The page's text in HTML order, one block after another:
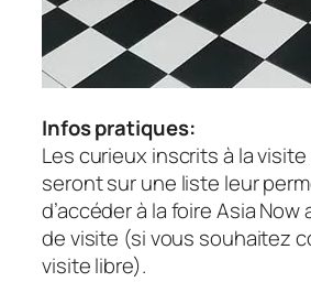
Infos pratiques:
Les curieux inscrits à la
seront sur une liste leur
d’accéder à la foire Asia
de visite (si vous souhaitez
visite libre).